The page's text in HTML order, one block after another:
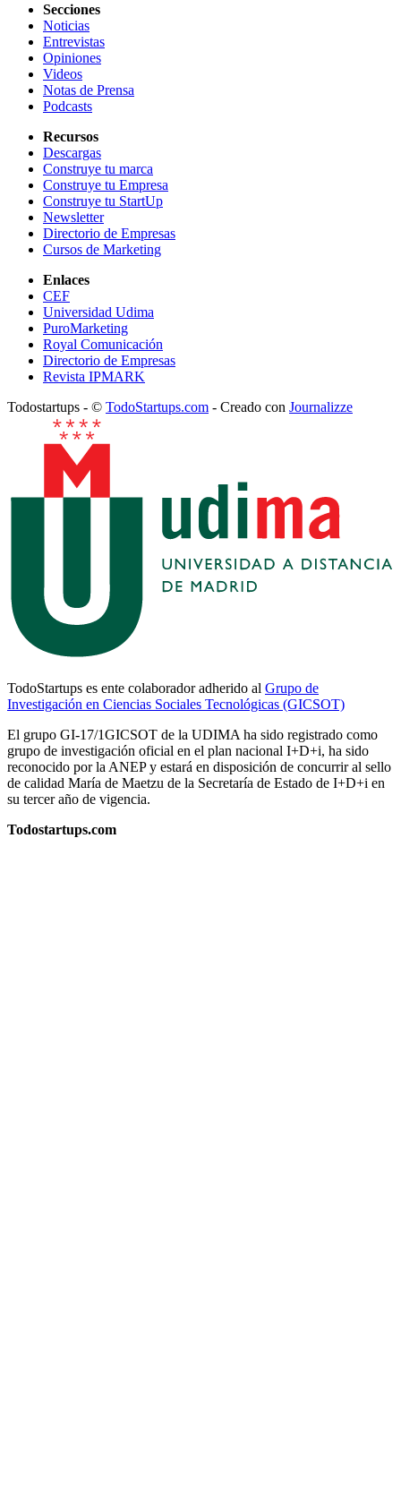
Secciones
Noticias
Entrevistas
Opiniones
Videos
Notas de Prensa
Podcasts
Recursos
Descargas
Construye tu marca
Construye tu Empresa
Construye tu StartUp
Newsletter
Directorio de Empresas
Cursos de Marketing
Enlaces
CEF
Universidad Udima
PuroMarketing
Royal Comunicación
Directorio de Empresas
Revista IPMARK
Todostartups - © TodoStartups.com - Creado con Journalizze
TodoStartups es ente colaborador adherido al Grupo de
Investigación en Ciencias Sociales Tecnológicas (GICSOT)
El grupo GI-17/1GICSOT de la UDIMA ha sido registrado como
grupo de investigación oficial en el plan nacional I+D+i, ha sido
reconocido por la ANEP y estará en disposición de concurrir al sello
de calidad María de Maetzu de la Secretaría de Estado de I+D+i en
su tercer año de vigencia.
Todostartups.com